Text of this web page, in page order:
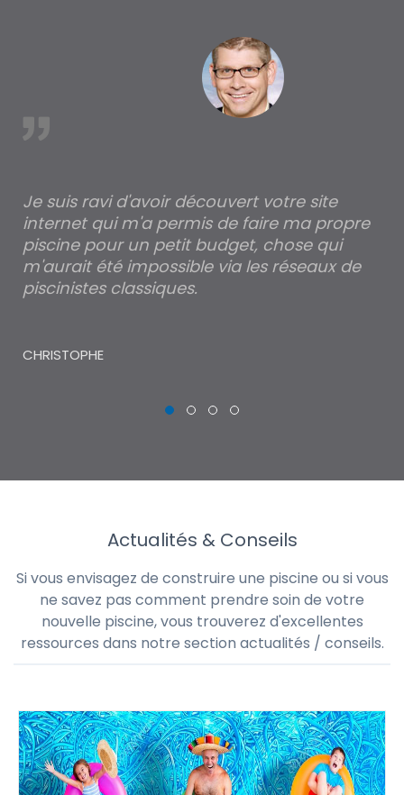
Je suis ravi d'avoir découvert votre site
internet qui m'a permis de faire ma propre
piscine pour un petit budget, chose qui
m'aurait été impossible via les réseaux de
piscinistes classiques.
CHRISTOPHE
Actualités & Conseils
Si vous envisagez de construire une piscine ou si vous
ne savez pas comment prendre soin de votre
nouvelle piscine, vous trouverez d'excellentes
ressources dans notre section actualités / conseils.